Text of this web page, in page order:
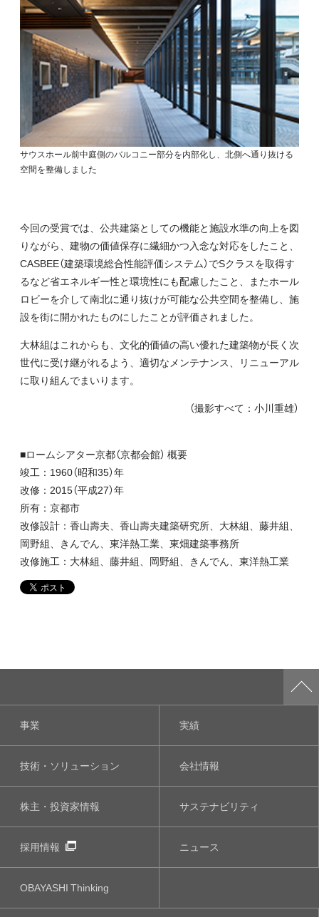
サウスホール前中庭側のバルコニー部分を内部化し、北側へ通り抜ける
空間を整備しました
今回の受賞では、公共建築としての機能と施設水準の向上を図
りながら、建物の価値保存に繊細かつ入念な対応をしたこと、
CASBEE（建築環境総合性能評価システム）でSクラスを取得す
るなど省エネルギー性と環境性にも配慮したこと、またホール
ロビーを介して南北に通り抜けが可能な公共空間を整備し、施
設を街に開かれたものにしたことが評価されました。
大林組はこれからも、文化的価値の高い優れた建築物が長く次
世代に受け継がれるよう、適切なメンテナンス、リニューアル
に取り組んでまいります。
（撮影すべて：小川重雄）
■ロームシアター京都（京都会館） 概要
竣工：1960（昭和35）年
改修：2015（平成27）年
所有：京都市
改修設計：香山壽夫、香山壽夫建築研究所、大林組、藤井組、
岡野組、きんでん、東洋熱工業、東畑建築事務所
改修施工：大林組、藤井組、岡野組、きんでん、東洋熱工業
事業 実績
技術・ソリューション 会社情報
株主・投資家情報 サステナビリティ
採用情報 ニュース
OBAYASHIThinking